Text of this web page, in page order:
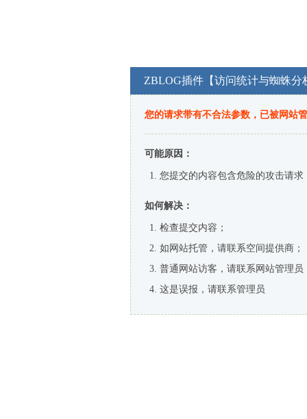
ZBLOG插件【访问统计与蜘蛛分
您的请求带有不合法参数，已被网站
可能原因：
您提交的内容包含危险的攻击请求
如何解决：
检查提交内容；
如网站托管，请联系空间提供商；
普通网站访客，请联系网站管理员
这是误报，请联系管理员